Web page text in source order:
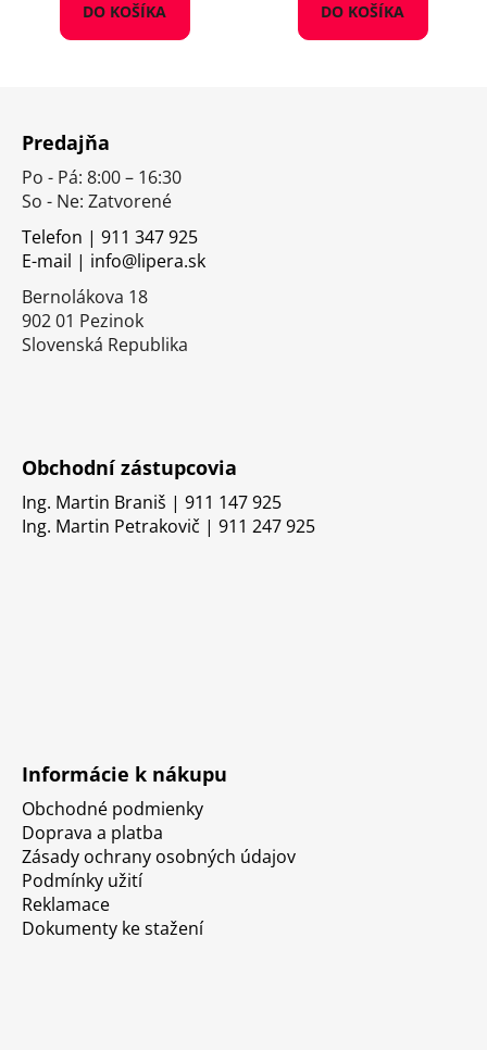
DO KOŠÍKA DO KOŠÍKA
Predajňa
Po - Pá: 8:00 – 16:30
So - Ne: Zatvorené
Telefon | 911 347 925
E-mail | info@lipera.sk
Bernolákova 18
902 01 Pezinok
Slovenská Republika
Obchodní zástupcovia
Ing. Martin Braniš | 911 147 925
Ing. Martin Petrakovič | 911 247 925
Informácie k nákupu
Obchodné podmienky
Doprava a platba
Zásady ochrany osobných údajov
Podmínky užití
Reklamace
Dokumenty ke stažení